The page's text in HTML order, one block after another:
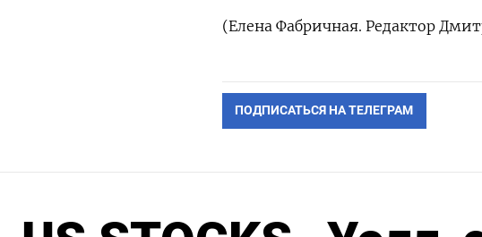
(Елена Фабричная. Редактор
ПОДПИСАТЬСЯ НА ТЕЛЕГРАМ